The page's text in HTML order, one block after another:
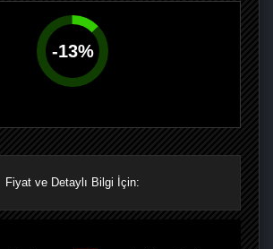
-13%
Fiyat ve Detaylı Bilgi İçin: